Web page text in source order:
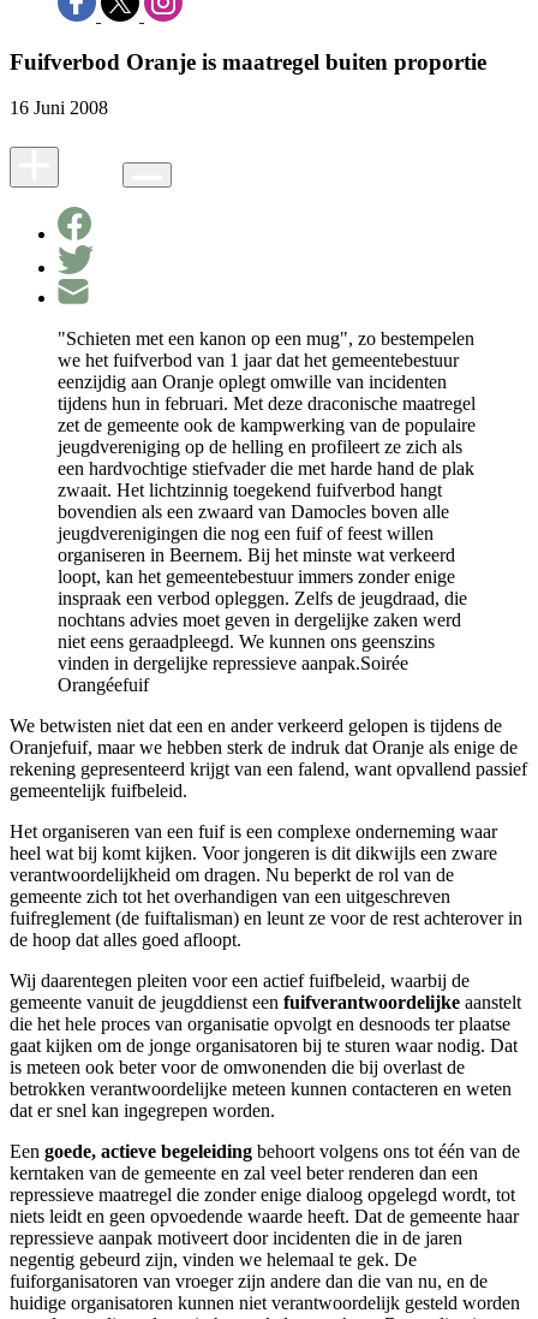
Fuifverbod Oranje is maatregel buiten proportie
16 Juni 2008
"Schieten met een kanon op een mug", zo bestempelen
we het fuifverbod van 1 jaar dat het gemeentebestuur
eenzijdig aan Oranje oplegt omwille van incidenten
tijdens hun in februari. Met deze draconische maatregel
zet de gemeente ook de kampwerking van de populaire
jeugdvereniging op de helling en profileert ze zich als
een hardvochtige stiefvader die met harde hand de plak
zwaait. Het lichtzinnig toegekend fuifverbod hangt
bovendien als een zwaard van Damocles boven alle
jeugdverenigingen die nog een fuif of feest willen
organiseren in Beernem. Bij het minste wat verkeerd
loopt, kan het gemeentebestuur immers zonder enige
inspraak een verbod opleggen. Zelfs de jeugdraad, die
nochtans advies moet geven in dergelijke zaken werd
niet eens geraadpleegd. We kunnen ons geenszins
vinden in dergelijke repressieve aanpak.Soirée
Orangéefuif
We betwisten niet dat een en ander verkeerd gelopen is tijdens de
Oranjefuif, maar we hebben sterk de indruk dat Oranje als enige de
rekening gepresenteerd krijgt van een falend, want opvallend passief
gemeentelijk fuifbeleid.
Het organiseren van een fuif is een complexe onderneming waar
heel wat bij komt kijken. Voor jongeren is dit dikwijls een zware
verantwoordelijkheid om dragen. Nu beperkt de rol van de
gemeente zich tot het overhandigen van een uitgeschreven
fuifreglement (de fuiftalisman) en leunt ze voor de rest achterover in
de hoop dat alles goed afloopt.
Wij daarentegen pleiten voor een actief fuifbeleid, waarbij de
gemeente vanuit de jeugddienst een fuifverantwoordelijke aanstelt
die het hele proces van organisatie opvolgt en desnoods ter plaatse
gaat kijken om de jonge organisatoren bij te sturen waar nodig. Dat
is meteen ook beter voor de omwonenden die bij overlast de
betrokken verantwoordelijke meteen kunnen contacteren en weten
dat er snel kan ingegrepen worden.
Een goede, actieve begeleiding behoort volgens ons tot één van de
kerntaken van de gemeente en zal veel beter renderen dan een
repressieve maatregel die zonder enige dialoog opgelegd wordt, tot
niets leidt en geen opvoedende waarde heeft. Dat de gemeente haar
repressieve aanpak motiveert door incidenten die in de jaren
negentig gebeurd zijn, vinden we helemaal te gek. De
fuiforganisatoren van vroeger zijn andere dan die van nu, en de
huidige organisatoren kunnen niet verantwoordelijk gesteld worden